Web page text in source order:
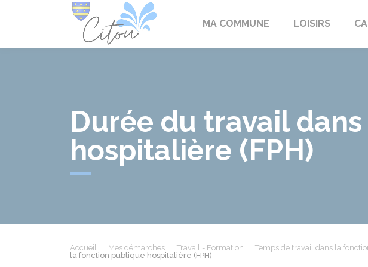
MA COMMUNE LOISIRS
Durée du travail
hospitalière (FPH)
Accueil Mes démarches Travail - Formation Temps de travail dans la
la fonction publique hospitalière (FPH)